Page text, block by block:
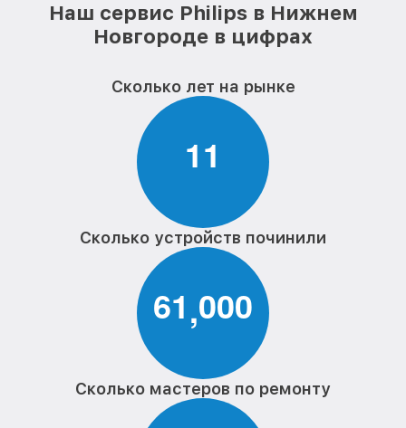
Наш сервис Philips в Нижнем
Новгороде в цифрах
Сколько лет на рынке
11
Сколько устройств починили
61,000
Сколько мастеров по ремонту